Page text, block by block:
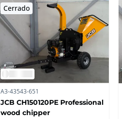
Cerrado
A3-43543-651
JCB CH150120PE Professional
wood chipper